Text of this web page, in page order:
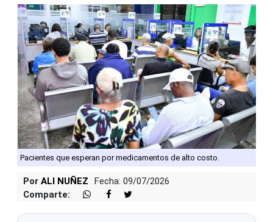
Pacientes que esperan por medicamentos de alto costo.
Por ALI NUÑEZ
Fecha: 09/07/2026
Comparte: